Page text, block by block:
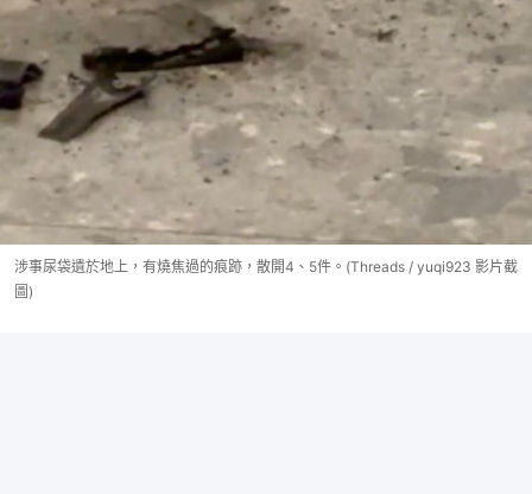
涉事尿袋遺於地上，有燒焦過的痕跡，散開4、5件。(Threads / yuqi923 影片截
圖)